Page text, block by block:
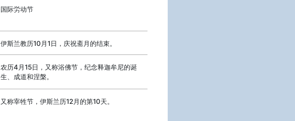
国际労动节
伊斯兰教历10月1日，庆祝斋月的结束。
农历4月15日，又称浴佛节，纪念释迦牟尼的诞
生、成道和涅槃。
又称宰牲节，伊斯兰历12月的第10天。